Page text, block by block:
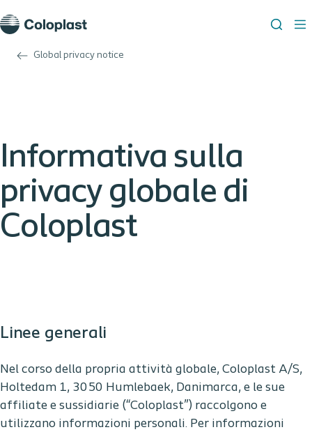
Global privacy notice
Informativa sulla
privacy globale di
Coloplast
Linee generali
Nel corso della propria attività globale, Coloplast A/S,
Holtedam 1, 3050 Humlebaek, Danimarca, e le sue
affiliate e sussidiarie (“Coloplast”) raccolgono e
utilizzano informazioni personali. Per informazioni